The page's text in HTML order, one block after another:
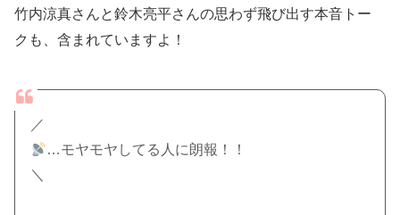
竹内涼真さんと鈴木亮平さんの思わず飛び出す本音トー
クも、含まれていますよ！
／
…モヤモヤしてる人に朗報！！
＼